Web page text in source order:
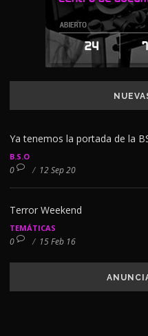
Ya tenemos la portada de la
B.S.O
0 / 12 Sep 20
Terror Weekend
TEMÁTICAS
0 / 15 Feb 16